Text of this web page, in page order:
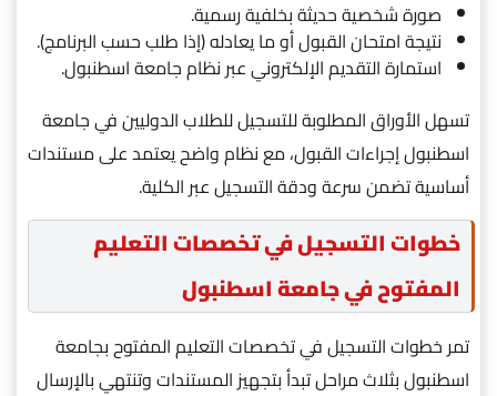
صورة شخصية حديثة بخلفية رسمية.
نتيجة امتحان القبول أو ما يعادله (إذا طلب حسب البرنامج).
استمارة التقديم الإلكتروني عبر نظام جامعة اسطنبول.
تسهل الأوراق المطلوبة للتسجيل للطلاب الدوليين في جامعة
اسطنبول إجراءات القبول، مع نظام واضح يعتمد على مستندات
أساسية تضمن سرعة ودقة التسجيل عبر الكلية.
خطوات التسجيل في تخصصات التعليم
المفتوح في جامعة اسطنبول
تمر خطوات التسجيل في تخصصات التعليم المفتوح بجامعة
اسطنبول بثلاث مراحل تبدأ بتجهيز المستندات وتنتهي بالإرسال